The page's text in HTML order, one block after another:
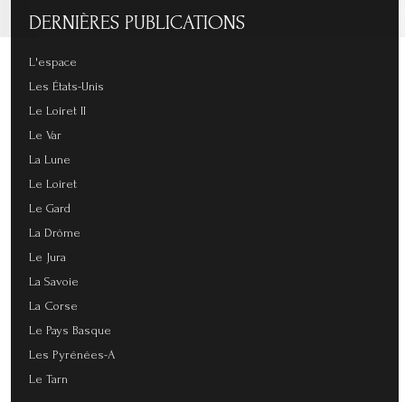
DERNIÈRES PUBLICATIONS
L'espace
Les États-Unis
Le Loiret II
Le Var
La Lune
Le Loiret
Le Gard
La Drôme
Le Jura
La Savoie
La Corse
Le Pays Basque
Les Pyrénées-A
Le Tarn